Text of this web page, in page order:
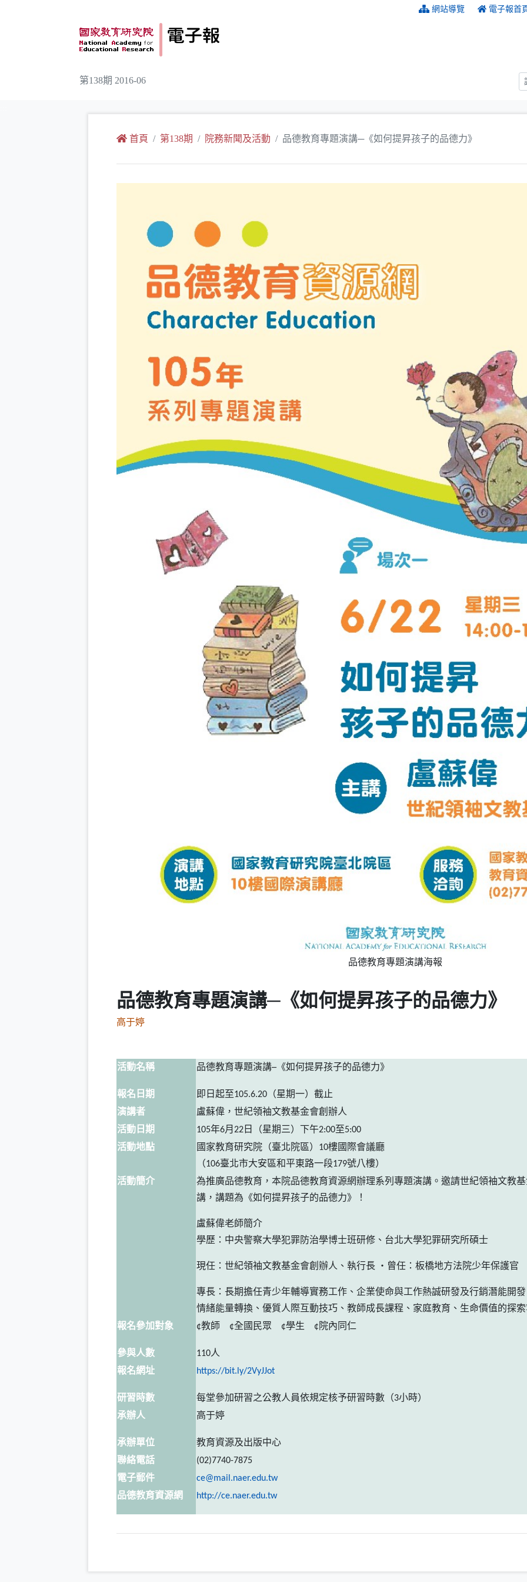
網站導覽 電子報首
第138期 2016-06
首頁 第138期 院務新聞及活動 品德教育專題演講─《如何提昇孩子的品德力》
品德教育專題演講海報
品德教育專題演講─《如何提昇孩子的品德力》
高于婷
活動名稱 品德教育專題演講─《如何提昇孩子的品德力》
報名日期 即日起至105.6.20（星期一）截止
演講者
盧蘇偉，世紀領袖文教基金會創辦人
活動日期
105年6月 22日 （星期三）下午2:00至5:00
活動地點
國家教育研究院（臺北院區） 10樓國際會議廳
（106臺北市大安區和平東路一段179號八樓）
活動簡介
為推廣品德教育，本院品德教育資源網辦理系列專題演講。邀請世紀領袖文教
講，講題為《如何提昇孩子的品德力》！
盧蘇偉老師簡介
學歷：中央警察大學犯罪防治學博士班研修、台北大學犯罪研究所碩士
現任：世紀領袖文教基金會創辦人、執行長 ‧曾任：板橋地方法院少年保護官
專長：長期擔任青少年輔導實務工作、企業使命與工作熱誠研發及行銷潛能開
情緒能量轉換、優質人際互動技巧、教師成長課程、家庭教育、生命價值的探
報名參加對象
¢教師 ¢全國民眾 ¢學生 ¢ 院內同仁
參與人數
110人
報名網址
https://bit. ly/2VyJJot（另開新視窗）
研習時數 每堂參加研習之公教人員依規定核予研習時數（3小時）
承辦人
高于婷
承辦單位
教育資源及出版中心
聯絡電話
(02)7740-7875
電子郵件
ce@mail.naer.edu.tw
品德教育資源網
http://ce.naer.edu.tw（另開新視窗）